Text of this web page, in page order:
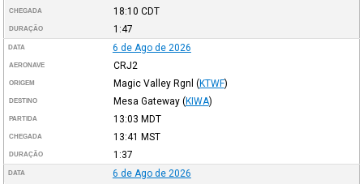
CHEGADA 18:10 CDT
DURAÇÃO 1:47
DATA 6 de Ago de 2026
AERONAVE CRJ2
ORIGEM Magic Valley Rgnl (KTWF)
DESTINO Mesa Gateway (KIWA)
PARTIDA 13:03 MDT
CHEGADA 13:41 MST
DURAÇÃO 1:37
DATA 6 de Ago de 2026